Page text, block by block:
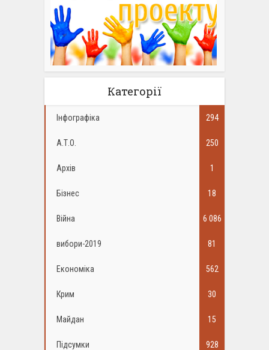
Категорії
Інфографіка 294
А.Т.О. 250
Архів 1
Бізнес 18
Війна 6 086
вибори-2019 81
Економіка 562
Крим 30
Майдан 15
Підсумки 928